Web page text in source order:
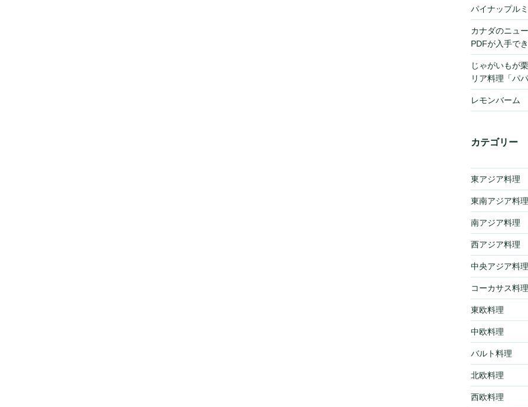
パイナップル
カナダのニュ
PDFが入手で
じゃがいもが
リア料理「パ
レモンバーム
カテゴリー
東アジア料理
東南アジア料理
南アジア料理
西アジア料理
中央アジア料理
コーカサス料理
東欧料理
中欧料理
バルト料理
北欧料理
西欧料理